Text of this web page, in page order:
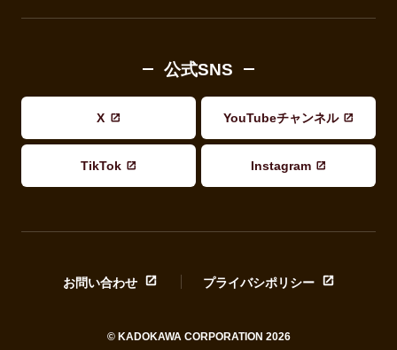
公式SNS
X YouTubeチャンネル
TikTok Instagram
お問い合わせ プライバシポリシー
© KADOKAWA CORPORATION 2026